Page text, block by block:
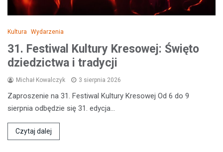
Kultura Wydarzenia
31. Festiwal Kultury Kresowej: Święto
dziedzictwa i tradycji
Michał Kowalczyk 3 sierpnia 2026
Zaproszenie na 31. Festiwal Kultury Kresowej Od 6 do 9
sierpnia odbędzie się 31. edycja…
Czytaj dalej